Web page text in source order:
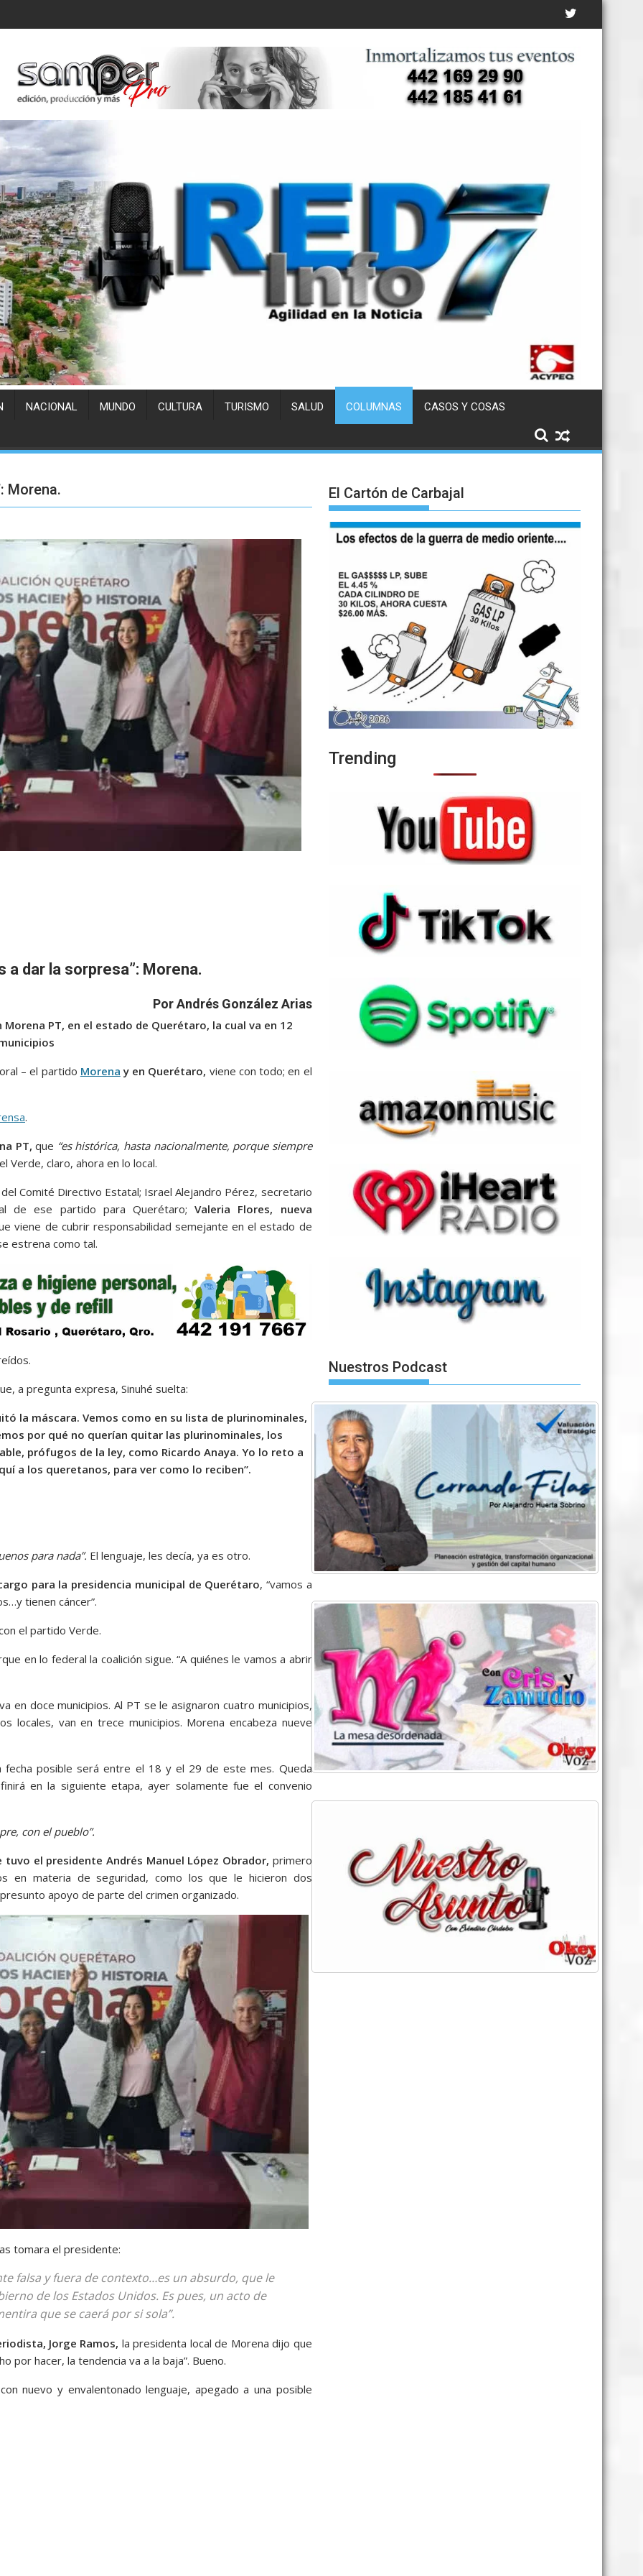
NACIONAL MUNDO CULTURA TURISMO SALUD COLUMNAS CASOS Y COSAS
Morena.
a dar la sorpresa”: Morena.
Por Andrés González Arias
PT, en el estado de Querétaro, la cual va en 12
– el partido Morena y en Querétaro, viene con todo; en el
.
PT, que “es histórica, hasta nacionalmente, porque siempre
Verde, claro, ahora en lo local.
Comité Directivo Estatal; Israel Alejandro Pérez, secretario
de ese partido para Querétaro; Valeria Flores, nueva
viene de cubrir responsabilidad semejante en el estado de
estrena como tal.
a pregunta expresa, Sinuhé suelta:
la máscara. Vemos como en su lista de plurinominales,
por qué no querían quitar las plurinominales, los
prófugos de la ley, como Ricardo Anaya. Yo lo reto a
a los queretanos, para ver como lo reciben”.
para nada”. El lenguaje, les decía, ya es otro.
para la presidencia municipal de Querétaro, “vamos a
tienen cáncer”.
el partido Verde.
en lo federal la coalición sigue. “A quiénes le vamos a abrir
en doce municipios. Al PT se le asignaron cuatro municipios,
locales, van en trece municipios. Morena encabeza nueve
fecha posible será entre el 18 y el 29 de este mes. Queda
en la siguiente etapa, ayer solamente fue el convenio
con el pueblo”.
el presidente Andrés Manuel López Obrador, primero
en materia de seguridad, como los que le hicieron dos
apoyo de parte del crimen organizado.
tomara el presidente:
falsa y fuera de contexto…es un absurdo, que le
de los Estados Unidos. Es pues, un acto de
que se caerá por si sola”.
Jorge Ramos, la presidenta local de Morena dijo que
por hacer, la tendencia va a la baja”. Bueno.
nuevo y envalentonado lenguaje, apegado a una posible
El Cartón de Carbajal
Trending
Nuestros Podcast